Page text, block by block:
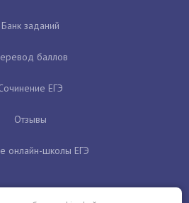
Банк заданий
баллов
ЕГЭ
Отзывы
онлайн-школы ЕГЭ